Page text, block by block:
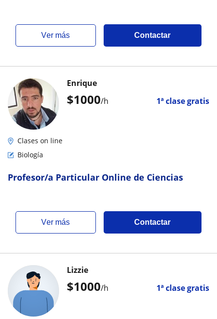
ver más Contactar
$1000/h 1ª clase gratis
Enrique
Clases on line
Biología
Profesor/a Particular Online de Ciencias
ver más Contactar
$1000/h 1ª clase gratis
Lizzie